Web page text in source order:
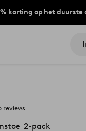
korting op het duurste
reviews
2-pack